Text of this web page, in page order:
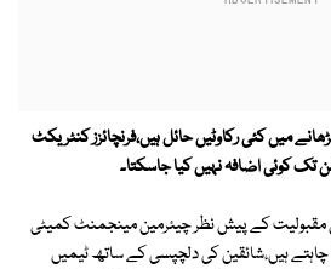
میں کئی رکاوٹیں حائل ہیں،فرنچائزز کنٹریکٹ
مقبولیت کے پیش نظر چیئرمین مینجمنٹ کمیٹی
چاہتے ہیں،شائقین کی دلچپسی کے ساتھ ٹیمیں